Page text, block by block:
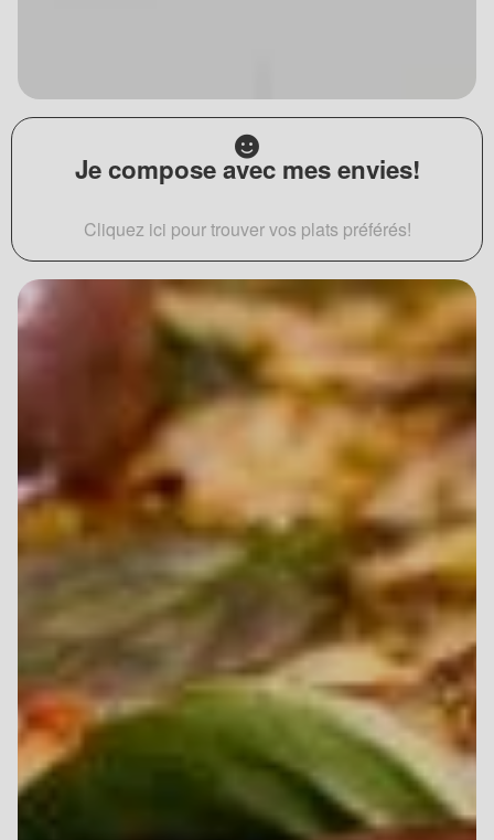
Je compose avec mes envies!
Cliquez ici pour trouver vos plats préférés!